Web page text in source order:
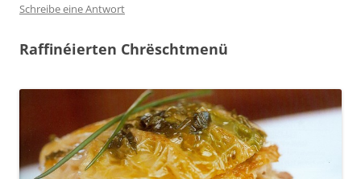
Schreibe eine Antwort
Raffinéierten Chrëschtmenü